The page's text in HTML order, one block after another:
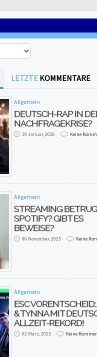
LETZTE KOMMENTARE
Allgemein
DEUTSCH-RAP IN
NACHFRAGEKRISE?
19 Januar, 2026 Keine
Allgemein
STREAMING
SPOTIFY? GIBT ES
BEWEISE?
06 November, 2025 Keine
Allgemein
ESC
& TYNNA MIT
ALLZEIT-REKORD!
02 März, 2025 Keine